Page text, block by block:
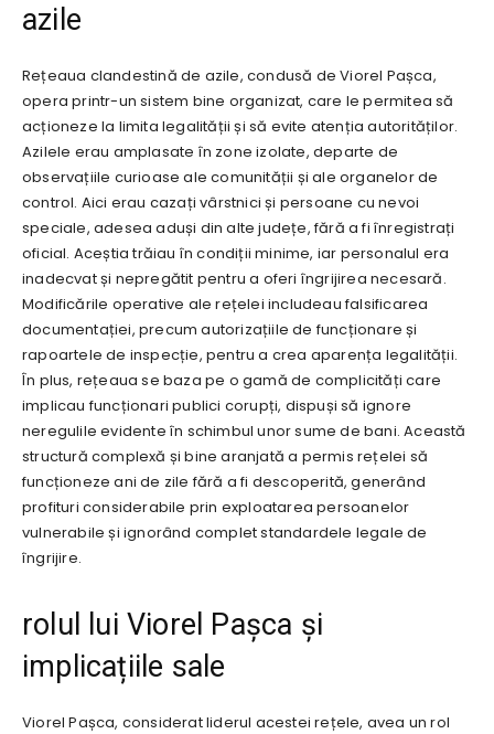
azile
Rețeaua clandestină de azile, condusă de Viorel Pașca,
opera printr-un sistem bine organizat, care le permitea să
acționeze la limita legalității și să evite atenția autorităților.
Azilele erau amplasate în zone izolate, departe de
observațiile curioase ale comunității și ale organelor de
control. Aici erau cazați vârstnici și persoane cu nevoi
speciale, adesea aduși din alte județe, fără a fi înregistrați
oficial. Aceștia trăiau în condiții minime, iar personalul era
inadecvat și nepregătit pentru a oferi îngrijirea necesară.
Modificările operative ale rețelei includeau falsificarea
documentației, precum autorizațiile de funcționare și
rapoartele de inspecție, pentru a crea aparența legalității.
În plus, rețeaua se baza pe o gamă de complicități care
implicau funcționari publici corupți, dispuși să ignore
neregulile evidente în schimbul unor sume de bani. Această
structură complexă și bine aranjată a permis rețelei să
funcționeze ani de zile fără a fi descoperită, generând
profituri considerabile prin exploatarea persoanelor
vulnerabile și ignorând complet standardele legale de
îngrijire.
rolul lui Viorel Pașca și
implicațiile sale
Viorel Pașca, considerat liderul acestei rețele, avea un rol